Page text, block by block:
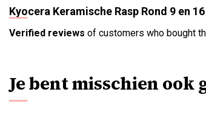
Kyocera Keramische Rasp Rond 9 en
Verified reviews of customers who bought
Je bent misschien ook